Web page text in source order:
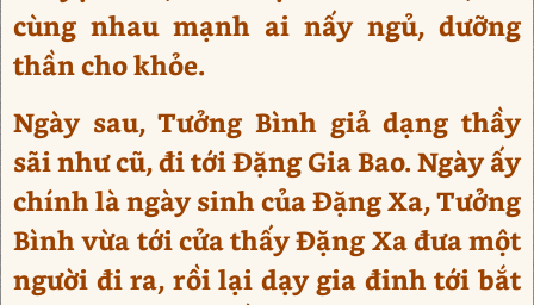
cùng nhau mạnh ai nấy ngủ, dưỡng
thần cho khỏe.
Ngày sau, Tưởng Bình giả dạng thầy
sãi như cũ, đi tới Đặng Gia Bao. Ngày ấy
chính là ngày sinh của Đặng Xa, Tưởng
Bình vừa tới cửa thấy Đặng Xa đưa một
người đi ra, rồi lại dạy gia đinh tới bắt